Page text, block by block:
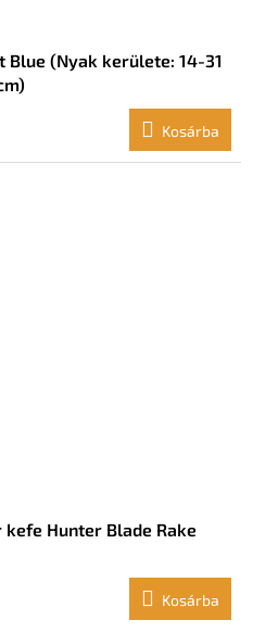
Blue (Nyak kerülete: 14-31
Kosárba
Hunter Blade Rake
Kosárba